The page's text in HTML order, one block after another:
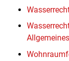
Allgemeines